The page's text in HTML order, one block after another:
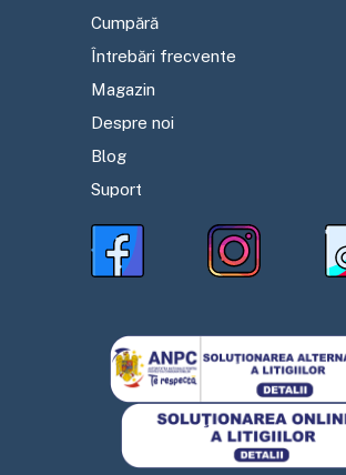
Cumpără
Întrebări frecvente
Magazin
Despre noi
Blog
Suport